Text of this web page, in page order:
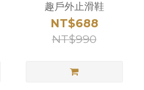
趣戶外止滑鞋
NT$688
NT$990